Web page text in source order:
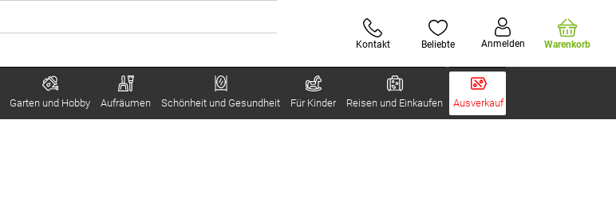
Kontakt Beliebte Anmelden Warenkorb
Garten und Hobby Aufräumen Schönheit und Gesundheit Für Kinder Reisen und Einkaufen Ausverkauf